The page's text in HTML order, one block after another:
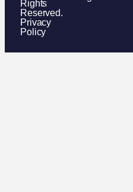
Rights
Reserved.
Privacy
Policy